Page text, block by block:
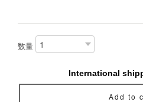
数量
International
Add to